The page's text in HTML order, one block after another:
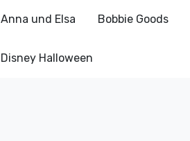
Anna und Elsa Bobbie Goods
Disney Halloween